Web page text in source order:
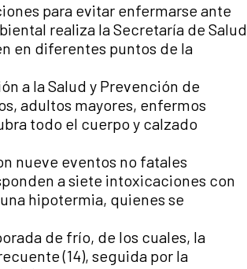
para evitar enfermarse ante
realiza la Secretaría de Salud
en diferentes puntos de la
a la Salud y Prevención de
adultos mayores, enfermos
todo el cuerpo y calzado
nueve eventos no fatales
a siete intoxicaciones con
hipotermia, quienes se
de frío, de los cuales, la
(14), seguida por la